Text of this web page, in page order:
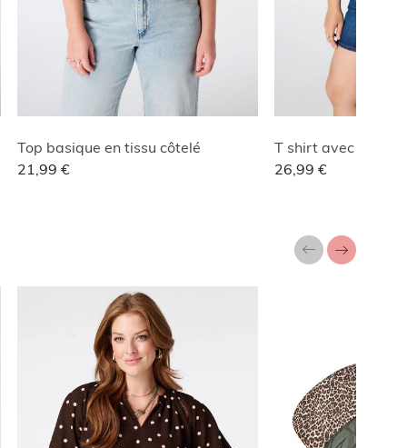
Top basique en tissu côtelé
21,99 €
T shirt avec col en
26,99 €